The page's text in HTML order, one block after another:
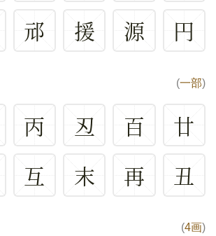
邧 援 源 円
(一部)
丙 丒 百
廿
互 末 再 丑
(4画)